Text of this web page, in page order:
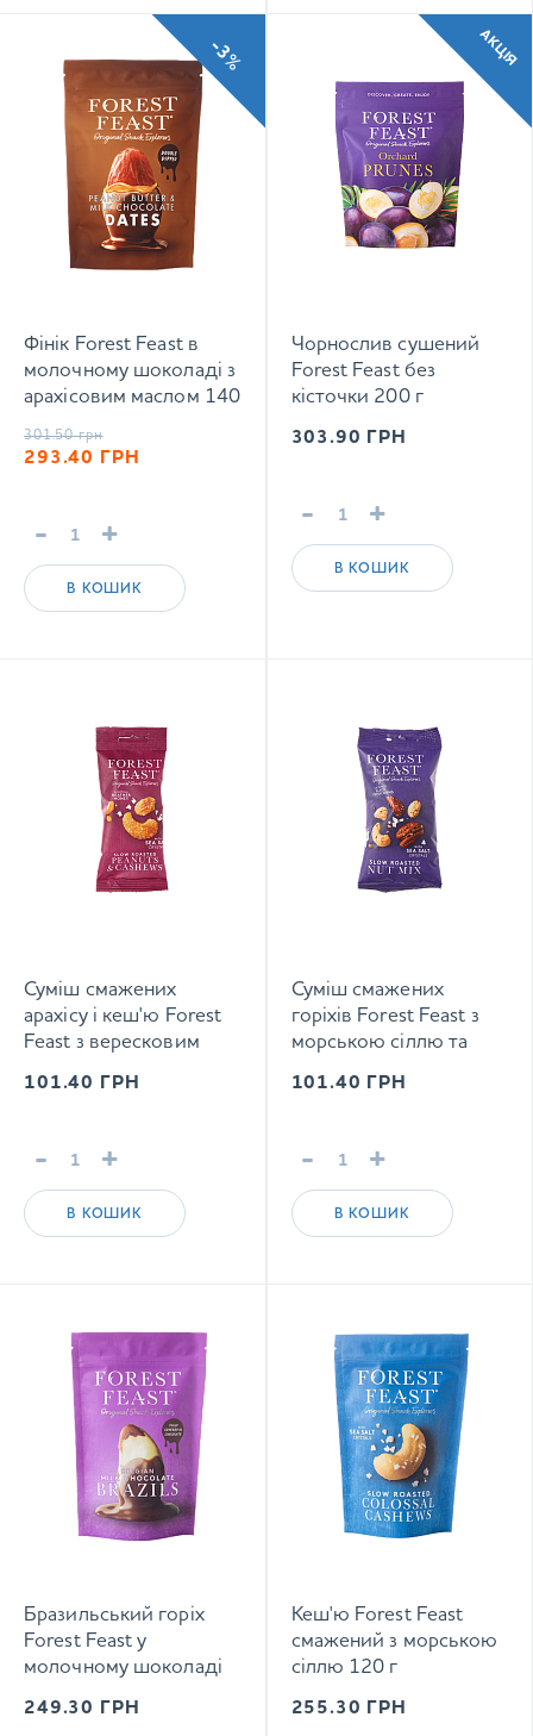
Фінік Forest Feast в
молочному шоколаді з
арахісовим маслом 140
301.50 грн
293.40 ГРН
- +
В КОШИК
-3%
Чорнослив сушений
Forest Feast без
кісточки 200 г
303.90 ГРН
- +
В КОШИК
АКЦІЯ
Суміш смажених
арахісу і кеш'ю Forest
Feast з вересковим
101.40 ГРН
- +
В КОШИК
Суміш смажених
горіхів Forest Feast з
морською сіллю та
101.40 ГРН
- +
В КОШИК
Бразильський горіх
Forest Feast у
молочному шоколаді
249.30 ГРН
Кеш'ю Forest Feast
смажений з морською
сіллю 120 г
255.30 ГРН